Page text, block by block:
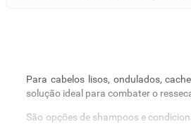
Para cabelos lisos, ondulados,
solução ideal para combater o
São opções de shampoos e